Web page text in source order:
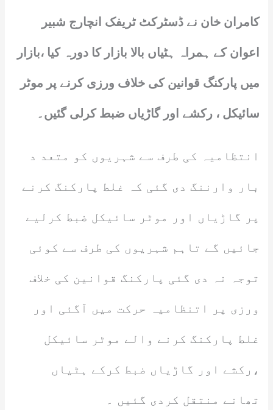
کامران خان نے ڈسٹرکٹ ٹریفک انچارج شبیر
اعوان کے ہمراہ ہٹیاں بالا بازار کا دورہ کیا ،بازار
میں پارکنگ قوانین کی خلاف ورزی کرنے پر موٹر
سائیکل ، رکشے اور گاڑیاں ضبط کرلی گئیں۔
انتظامیہ کی طرف سے شہریوں کو متعد د
بار وارننگ دی گئی کہ غلط پارکنگ کرنے
پر گاڑیاں اور موٹر سائیکل ضبط کرلیے
جائیں گے تاہم شہریوں کی طرف سے کوئی
توجہ نہ دی گئی پارکنگ قوانین کی خلاف
ورزی پر اتنظامیہ حرکت میں آگئی اور
غلط پارکنگ کرنے والے موٹر سائیکل
،رکشے اور گاڑیاں ضبط کرکے ہٹیاں
تھانے منتقل کردی گئیں ۔